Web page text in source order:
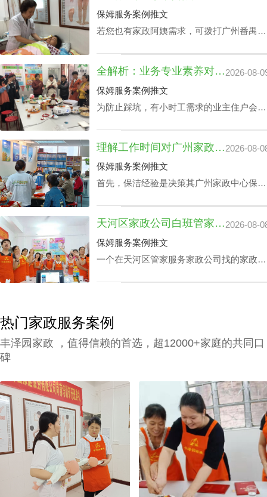
保姆服务案例推文
若您也有家政阿姨需求，可拨打广州番禺区
原则下协配合适的阿姨。
全解析：业务专业素养对家政中心荔湾小时工费用的真影响2026-08-
保姆服务案例推文
为防止踩坑，有小时工需求的业主住户会对
最优化的同时赢得更多附加内容。影响家政
中心荔湾小时工费用的核心因素涉及哪些？
丰泽园将用HR下文文章做展开。
理解工作时间对广州家政中心保洁24小时价格表的潜在影响2026-08-
保姆服务案例推文
首先，保洁经验是决策其广州家政中心保洁
育等，保洁个人独特性增加，其广州家政中
心保洁24小时价格表也会增加。
天河区家政公司白班管家价格：公司声誉引导的收费标准2026-08-
保姆服务案例推文
一个在天河区管家服务家政公司找的家政管
可以照护老人及带孩子放学，让工作热情高
的人更专心致力工作，那天河区家政公司白
班管家价格究竟怎么计算呢？
热门家政服务案例
丰泽园家政 ，值得信赖的首选，超12000+家庭的共同口
碑